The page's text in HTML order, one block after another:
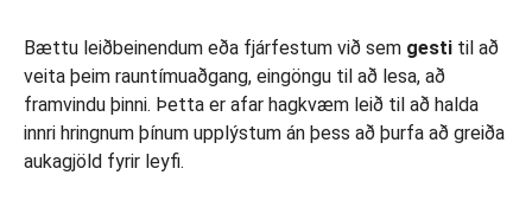
Bættu leiðbeinendum eða fjárfestum við sem gesti til að
veita þeim rauntímuaðgang, eingöngu til að lesa, að
framvindu þinni. Þetta er afar hagkvæm leið til að halda
innri hringnum þínum upplýstum án þess að þurfa að greiða
aukagjöld fyrir leyfi.